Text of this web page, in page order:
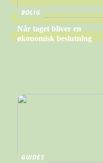
BOLIG
Når taget bliver en
økonomisk beslutning
GUIDES